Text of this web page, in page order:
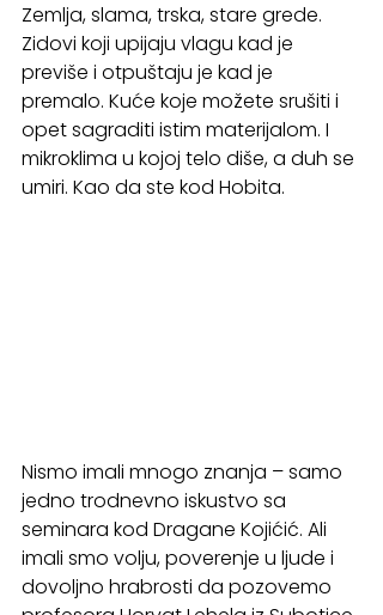
Zemlja, slama, trska, stare grede.
Zidovi koji upijaju vlagu kad je
previše i otpuštaju je kad je
premalo. Kuće koje možete srušiti i
opet sagraditi istim materijalom. I
mikroklima u kojoj telo diše, a duh se
umiri. Kao da ste kod Hobita.
Nismo imali mnogo znanja – samo
jedno trodnevno iskustvo sa
seminara kod Dragane Kojićić. Ali
imali smo volju, poverenje u ljude i
dovoljno hrabrosti da pozovemo